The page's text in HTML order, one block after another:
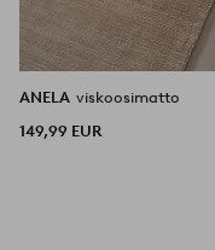
ANELA viskoosimatto
149,99 EUR